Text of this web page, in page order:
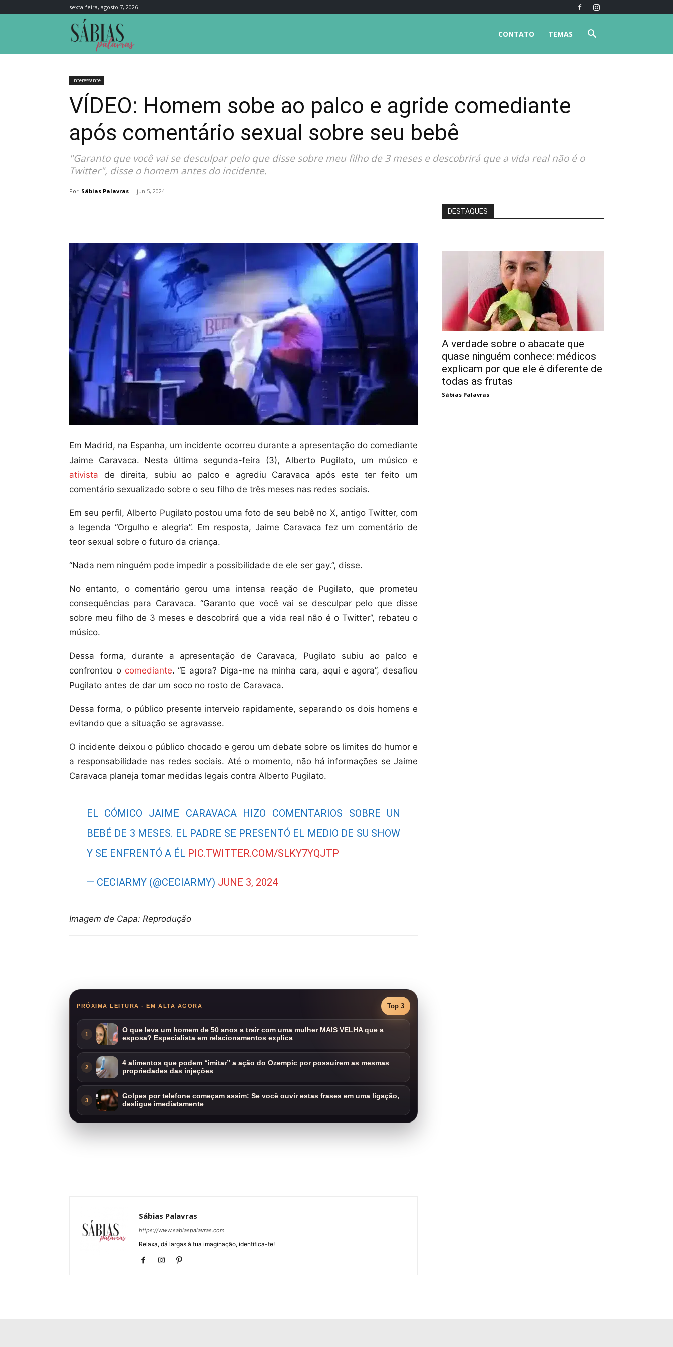
sexta-feira, agosto 7, 2026
TEMAS
CONTATO
Interessante
VÍDEO: Homem sobe ao palco e agride comediante
após comentário sexual sobre seu bebê
"Garanto que você vai se desculpar pelo que disse sobre meu filho de 3 meses e descobrirá que a vida real não é o
Twitter", disse o homem antes do incidente.
Por Sábias Palavras - jun 5, 2024
Em Madrid, na Espanha, um incidente ocorreu durante a apresentação do comediante
Jaime Caravaca. Nesta última segunda-feira (3), Alberto Pugilato, um músico e
ativista de direita, subiu ao palco e agrediu Caravaca após este ter feito um
comentário sexualizado sobre o seu filho de três meses nas redes sociais.
Em seu perfil, Alberto Pugilato postou uma foto de seu bebê no X, antigo Twitter, com
a legenda “Orgulho e alegria”. Em resposta, Jaime Caravaca fez um comentário de
teor sexual sobre o futuro da criança.
“Nada nem ninguém pode impedir a possibilidade de ele ser gay.”, disse.
No entanto, o comentário gerou uma intensa reação de Pugilato, que prometeu
consequências para Caravaca. “Garanto que você vai se desculpar pelo que disse
sobre meu filho de 3 meses e descobrirá que a vida real não é o Twitter”, rebateu o
músico.
Dessa forma, durante a apresentação de Caravaca, Pugilato subiu ao palco e
confrontou o comediante. “E agora? Diga-me na minha cara, aqui e agora”, desafiou
Pugilato antes de dar um soco no rosto de Caravaca.
Dessa forma, o público presente interveio rapidamente, separando os dois homens e
evitando que a situação se agravasse.
O incidente deixou o público chocado e gerou um debate sobre os limites do humor e
a responsabilidade nas redes sociais. Até o momento, não há informações se Jaime
Caravaca planeja tomar medidas legais contra Alberto Pugilato.
EL CÓMICO JAIME CARAVACA HIZO COMENTARIOS SOBRE UN
BEBÉ DE 3 MESES. EL PADRE SE PRESENTÓ EL MEDIO DE SU SHOW
Y SE ENFRENTÓ A ÉL PIC.TWITTER.COM/SLKY7YQJTP
— CECIARMY (@CECIARMY) JUNE 3, 2024
Imagem de Capa: Reprodução
PRÓXIMA LEITURA - EM ALTA AGORA Top 3
1
O que leva um homem de 50 anos a trair com uma mulher MAIS VELHA que a
esposa? Especialista em relacionamentos explica
2
4 alimentos que podem “imitar” a ação do Ozempic por possuírem as mesmas
propriedades das injeções
3
Golpes por telefone começam assim: Se você ouvir estas frases em uma ligação,
desligue imediatamente
Sábias Palavras
https://www.sabiaspalavras.com
Relaxa, dá largas à tua imaginação, identifica-te!
DESTAQUES
A verdade sobre o abacate que
quase ninguém conhece: médicos
explicam por que ele é diferente de
todas as frutas
Sábias Palavras